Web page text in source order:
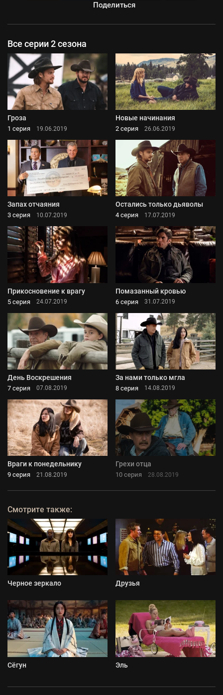
Поделиться
Все серии 2 сезона
Гроза
1 серия 19.06.2019
Новые начинания
2 серия 26.06.2019
Запах отчаяния
3 серия 10.07.2019
Остались только дьяволы
4 серия 17.07.2019
Прикосновение к врагу
5 серия 24.07.2019
Помазанный кровью
6 серия 31.07.2019
День Воскрешения
7 серия 07.08.2019
За нами только мгла
8 серия 14.08.2019
Враги к понедельнику
9 серия 21.08.2019
Грехи отца
10 серия 28.08.2019
Смотрите также:
Черное зеркало Друзья
Сёгун Эль